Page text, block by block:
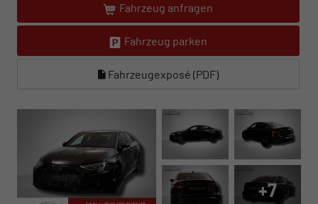
Fahrzeug anfragen
Fahrzeug parken
Fahrzeugexposé (PDF)
+7